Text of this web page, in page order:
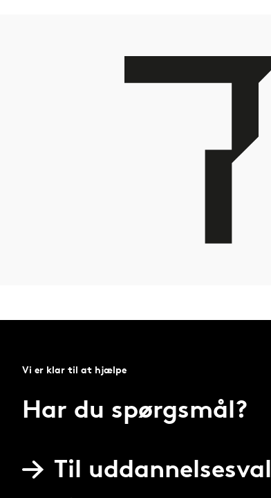
Vi er klar til at hjælpe
Har du spørgsmål?
Til